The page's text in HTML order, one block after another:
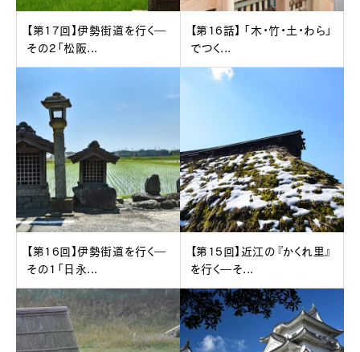
【第17回】伊勢街道を行く―
その2「松阪...
【第16話】 「木・竹・土・わら」
でつく...
【第16回】伊勢街道を行く―
その1「日永...
【第15回】近江の『かくれ里』
を行く―そ...